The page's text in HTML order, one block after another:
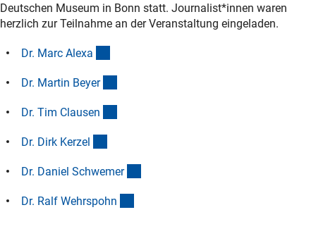
Deutschen Museum in Bonn statt. Journalist*innen waren
herzlich zur Teilnahme an der Veranstaltung eingeladen.
Dr. Marc Alexa
Dr. Martin Beyer
Dr. Tim Clausen
Dr. Dirk Kerzel
Dr. Daniel Schwemer
Dr. Ralf Wehrspohn